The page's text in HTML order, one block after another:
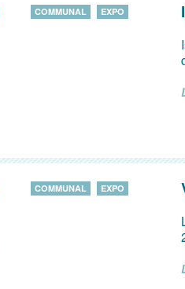
COMMUNAL EXPO
COMMUNAL EXPO